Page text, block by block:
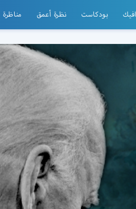
بودكاست نظرة أعمق مناظرة